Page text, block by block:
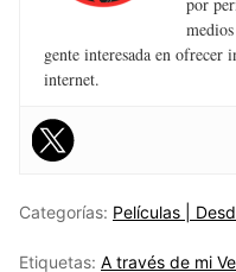
gente interesada en
internet.
Categorías: Películas |
Etiquetas: A través de mi